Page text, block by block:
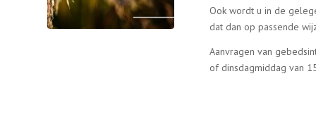
Ook wordt u in de
dat dan op passende
Aanvragen van
of dinsdagmiddag van